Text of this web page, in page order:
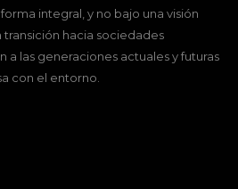
integral, y no bajo una visión
hacia sociedades
a las generaciones actuales y futuras
con el entorno.